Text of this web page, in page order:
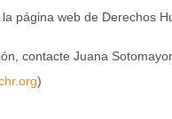
página web de Derechos
contacte Juana
)